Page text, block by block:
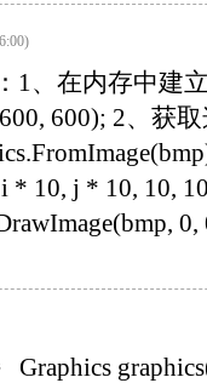
1、在内存中建
600); 2、获
* 10, j * 10, 10,